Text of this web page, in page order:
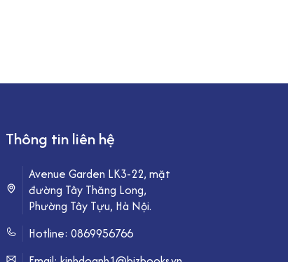
Thông tin liên hệ
Avenue Garden LK3-22, mặt
đường Tây Thăng Long,
Phường Tây Tựu, Hà Nội.
Hotline: 0869956766